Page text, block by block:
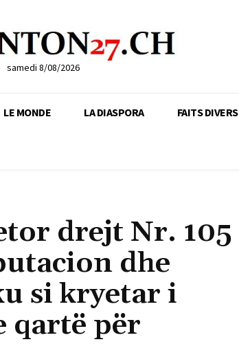
samedi 8/08/2026
LE MONDE LA DIASPORA FAITS DIVERS
drejt Nr. 105
dhe
si kryetar i
qartë për